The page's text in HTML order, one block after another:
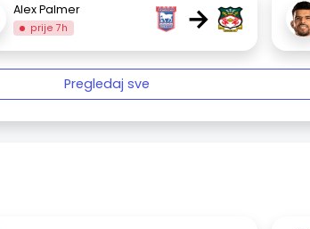
Alex Palmer
prije 7h →
Pregledaj sve